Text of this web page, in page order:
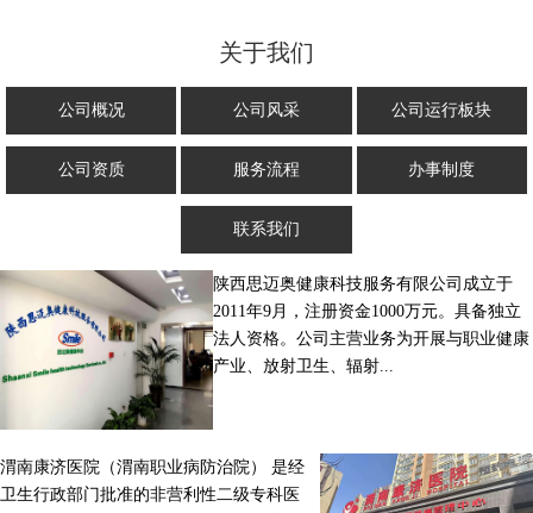
关于我们
公司概况 公司风采 公司运行板块
公司资质 服务流程 办事制度
联系我们
陕西思迈奥健康科技服务有限公司成立于
2011年9月，注册资金1000万元。具备独立
法人资格。公司主营业务为开展与职业健康
产业、放射卫生、辐射...
渭南康济医院（渭南职业病防治院） 是经
卫生行政部门批准的非营利性二级专科医